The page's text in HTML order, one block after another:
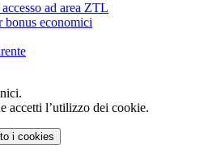
ad area ZTL
bonus economici
accetti l’utilizzo dei cookie.
i cookies